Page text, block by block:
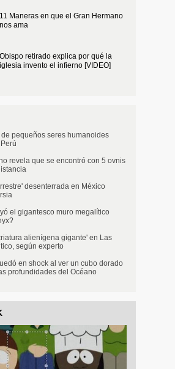
11 Maneras en que el Gran Hermano
nos ama
Obispo retirado explica por qué la
iglesia invento el infierno [VIDEO]
pequeños seres humanoides
revela que se encontró con 5 ovnis
desenterrada en México
el gigantesco muro megalítico
alienígena gigante' en Las
según experto
en shock al ver un cubo dorado
profundidades del Océano